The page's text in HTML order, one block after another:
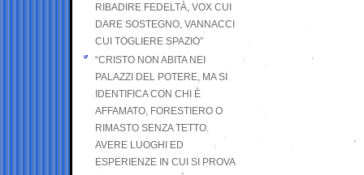
RIBADIRE FEDELTÀ, VOX CUI
DARE SOSTEGNO, VANNACCI
CUI TOGLIERE SPAZIO”
“CRISTO NON ABITA NEI
PALAZZI DEL POTERE, MA SI
IDENTIFICA CON CHI È
AFFAMATO, FORESTIERO O
RIMASTO SENZA TETTO.
AVERE LUOGHI ED
ESPERIENZE IN CUI SI PROVA